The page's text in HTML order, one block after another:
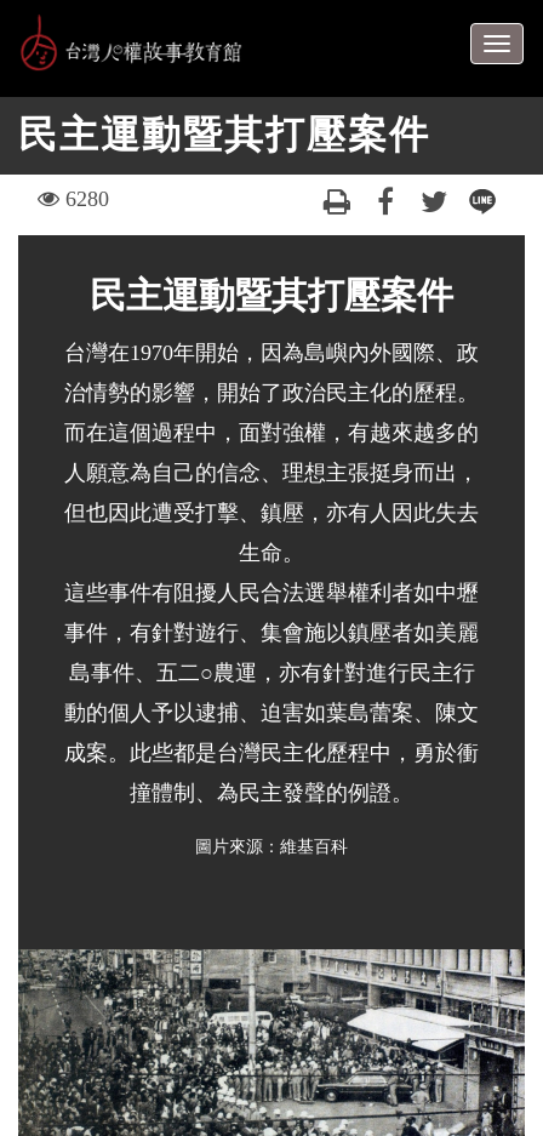
要
民主運動暨其打壓案件
visit
6280
民主運動暨其打壓案件
台灣在1970年開始，因為島嶼內外國際、政
治情勢的影響，開始了政治民主化的歷程。
而在這個過程中，面對強權，有越來越多的
人願意為自己的信念、理想主張挺身而出，
但也因此遭受打擊、鎮壓，亦有人因此失去
生命。
這些事件有阻擾人民合法選舉權利者如中壢
事件，有針對遊行、集會施以鎮壓者如美麗
島事件、五二○農運，亦有針對進行民主行
動的個人予以逮捕、迫害如葉島蕾案、陳文
成案。此些都是台灣民主化歷程中，勇於衝
撞體制、為民主發聲的例證。
圖片來源：維基百科